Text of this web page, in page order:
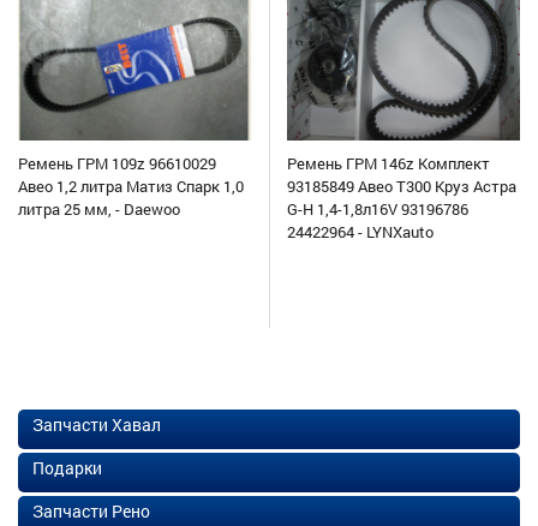
Ремень ГРМ 109z 96610029
Авео 1,2 литра Матиз Спарк 1,0
литра 25 мм, - Daewoo
Ремень ГРМ 146z Комплект
93185849 Авео Т300 Круз Астра
G-H 1,4-1,8л16V 93196786
24422964 - LYNXauto
Запчасти Хавал
Подарки
Запчасти Рено